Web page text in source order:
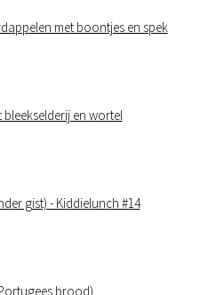
met boontjes en spek
bleekselderij en wortel
gist) - Kiddielunch #14
brood)